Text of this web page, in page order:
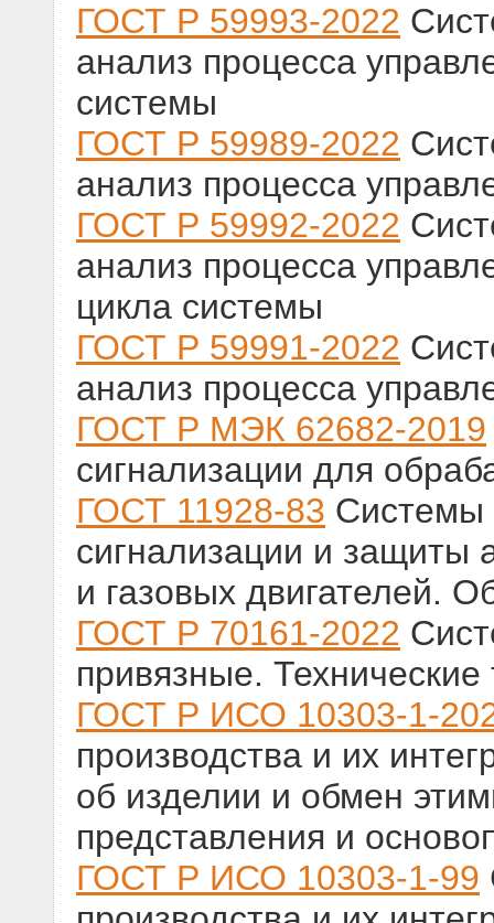
ГОСТ Р 59993-2022
анализ процесса
системы
ГОСТ Р 59989-2022
анализ процесса
ГОСТ Р 59992-2022
анализ процесса
цикла системы
ГОСТ Р 59991-2022
анализ процесса
ГОСТ Р МЭК 62682-2019
сигнализации для
ГОСТ 11928-83 Системы
сигнализации и защиты
и газовых двигателей.
ГОСТ Р 70161-2022
привязные. Технические
ГОСТ Р ИСО 10303-1-
производства и их
об изделии и обмен
представления и
ГОСТ Р ИСО 10303-1-99